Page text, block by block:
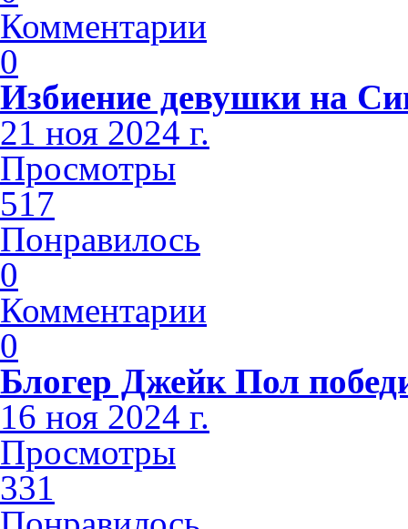
Комментарии
0
Избиение девушки на
21 ноя 2024 г.
Просмотры
517
Понравилось
0
Комментарии
0
Блогер Джейк Пол
16 ноя 2024 г.
Просмотры
331